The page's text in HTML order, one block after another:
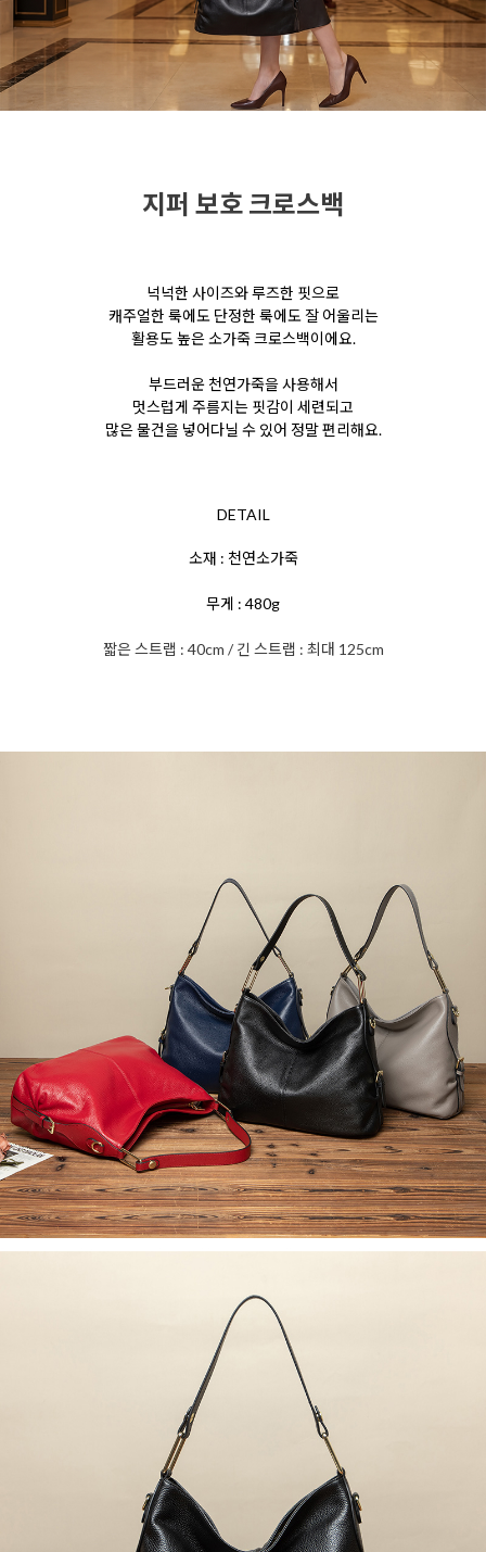
지퍼 보호 크로스백
넉넉한 사이즈와 루즈한 핏으로
캐주얼한 룩에도 단정한 룩에도 잘 어울리는
활용도 높은 소가죽 크로스백이에요.
부드러운 천연가죽을 사용해서
멋스럽게 주름지는 핏감이 세련되고
많은 물건을 넣어다닐 수 있어 정말 편리해요.
DETAIL
소재 : 천연소가죽
무게 : 480g
짧은 스트랩 : 40cm / 긴 스트랩 : 최대 125cm